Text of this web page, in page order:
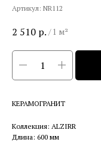
Артикул: NR112
2 510 р. / 1 м²
КЕРАМОГРАНИТ
Коллекция: ALZIRR
Длина: 600 мм